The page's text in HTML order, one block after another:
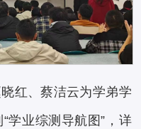
红、蔡洁云为学弟学
学业综测导航图”，详